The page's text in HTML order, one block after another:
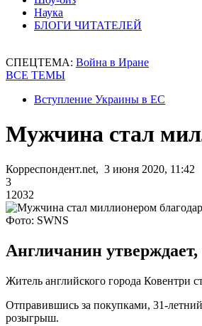
Наука
БЛОГИ ЧИТАТЕЛЕЙ
СПЕЦТЕМА: Война в Иране
ВСЕ ТЕМЫ
Вступление Украины в ЕС
Мужчина стал
Корреспондент.net, 3 июня 2020, 11:42
3
12032
Фото: SWNS
Англичанин утверждает,
Житель английского города Ковентри
Отправившись за покупками, 31-
розыгрыш.